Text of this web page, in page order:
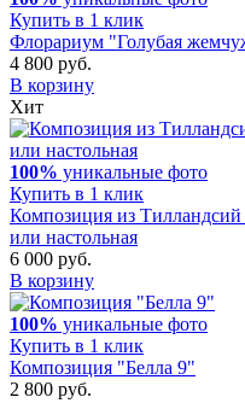
Купить в 1 клик
Флорариум "Голубая
4 800 руб.
В корзину
Хит
100% уникальные фото
Купить в 1 клик
Композиция из
или настольная
6 000 руб.
В корзину
100% уникальные фото
Купить в 1 клик
Композиция "Белла 9"
2 800 руб.